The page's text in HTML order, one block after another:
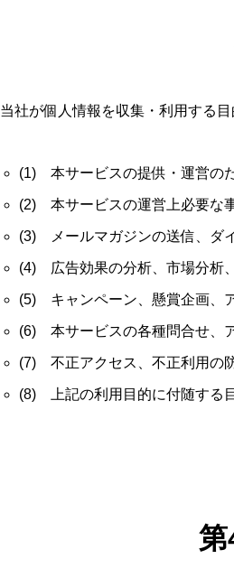
当社が個人情報を収集・利用する目
(1) 本サービスの提供・運営の
(2) 本サービスの運営上必要な
(3) メールマガジンの送信、ダ
(4) 広告効果の分析、市場分析
(5) キャンペーン、懸賞企画、
(6) 本サービスの各種問合せ、
(7) 不正アクセス、不正利用の
(8) 上記の利用目的に付随する
第